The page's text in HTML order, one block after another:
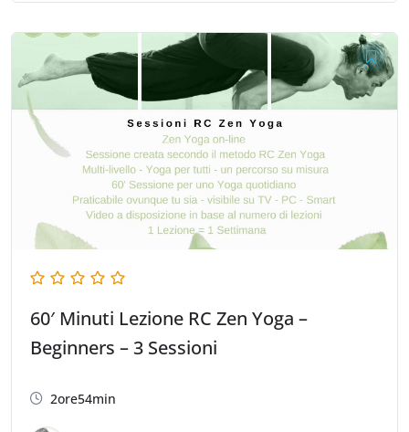
60′ Minuti Lezione RC Zen Yoga –
Beginners – 3 Sessioni
2ore54min